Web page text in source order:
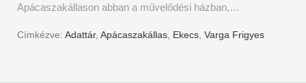
Apácaszakállason abban a művelődési házban,…
Címkézve: Adattár, Apácaszakállas Ekecs Varga Frigyes